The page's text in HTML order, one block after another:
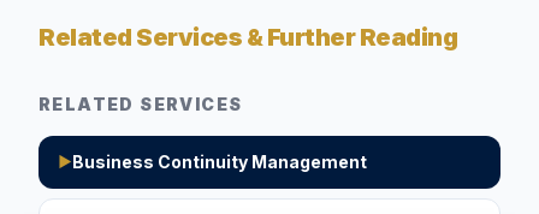
Related Services & Further Reading
RELATED SERVICES
▶Business Continuity Management